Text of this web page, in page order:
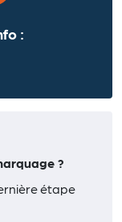
:
?
étape